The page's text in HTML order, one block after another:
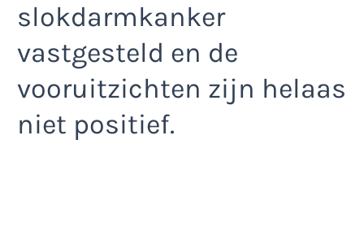
slokdarmkanker
vastgesteld en de
vooruitzichten zijn helaas
niet positief.